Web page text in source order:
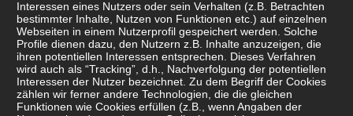
Interessen eines Nutzers oder sein Verhalten (z.B. Betrachten
bestimmter Inhalte, Nutzen von Funktionen etc.) auf einzelnen
Webseiten in einem Nutzerprofil gespeichert werden. Solche
Profile dienen dazu, den Nutzern z.B. Inhalte anzuzeigen, die
ihren potentiellen Interessen entsprechen. Dieses Verfahren
wird auch als “Tracking”, d.h., Nachverfolgung der potentiellen
Interessen der Nutzer bezeichnet. Zu dem Begriff der Cookies
zählen wir ferner andere Technologien, die die gleichen
Funktionen wie Cookies erfüllen (z.B., wenn Angaben der